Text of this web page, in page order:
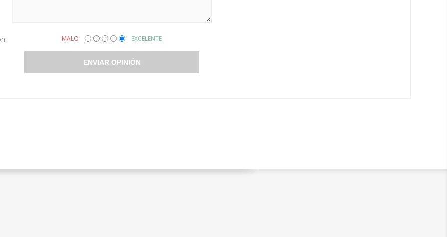
MALO EXCELENTE
ENVIAR OPINIÓN